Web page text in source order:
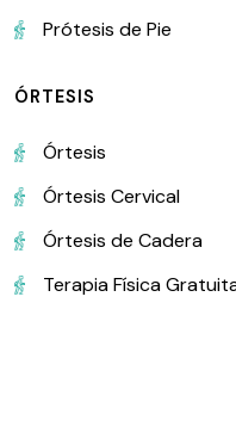
Prótesis de Pie
ÓRTESIS
Órtesis
Órtesis Cervical
Órtesis de Cadera
Terapia Física